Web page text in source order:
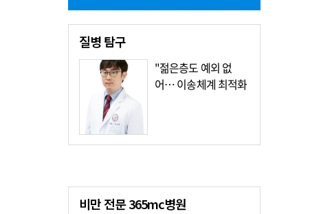
질병탐구
"젊은층도 예외 없
어… 이송체계 최적화
비만 전문365mc병원